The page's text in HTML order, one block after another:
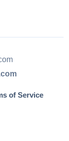
of Service